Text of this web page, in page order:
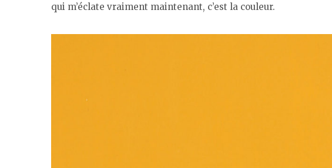
qui m’éclate vraiment maintenant, c’est la couleur.